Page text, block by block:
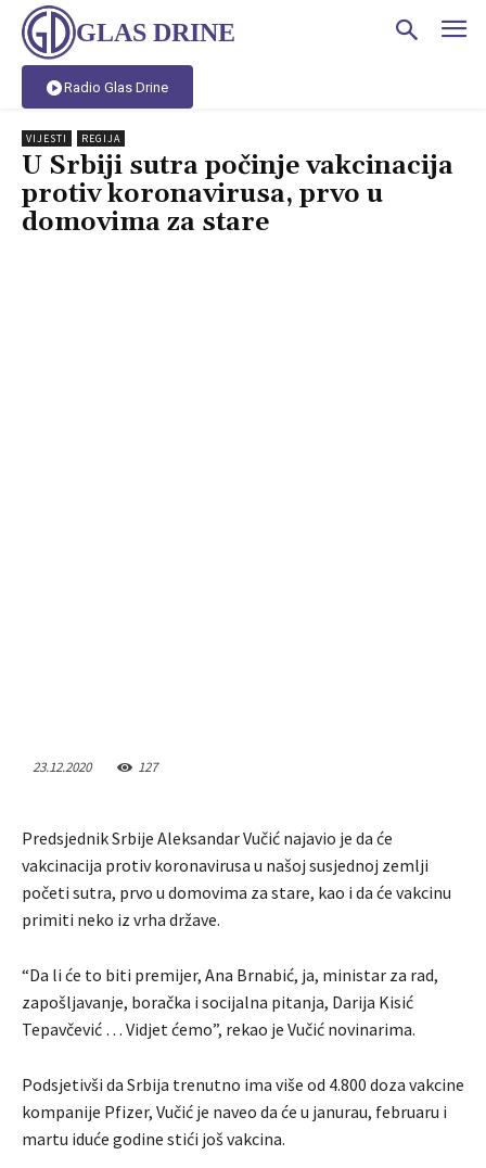
GLAS DRINE
Radio Glas Drine
VIJESTI REGIJA
U Srbiji sutra počinje vakcinacija
protiv koronavirusa, prvo u
domovima za stare
23.12.2020 127
Predsjednik Srbije Aleksandar Vučić najavio je da će
vakcinacija protiv koronavirusa u našoj susjednoj zemlji
početi sutra, prvo u domovima za stare, kao i da će vakcinu
primiti neko iz vrha države.
“Da li će to biti premijer, Ana Brnabić, ja, ministar za rad,
zapošljavanje, boračka i socijalna pitanja, Darija Kisić
Tepavčević … Vidjet ćemo”, rekao je Vučić novinarima.
Podsjetivši da Srbija trenutno ima više od 4.800 doza vakcine
kompanije Pfizer, Vučić je naveo da će u janurau, februaru i
martu iduće godine stići još vakcina.